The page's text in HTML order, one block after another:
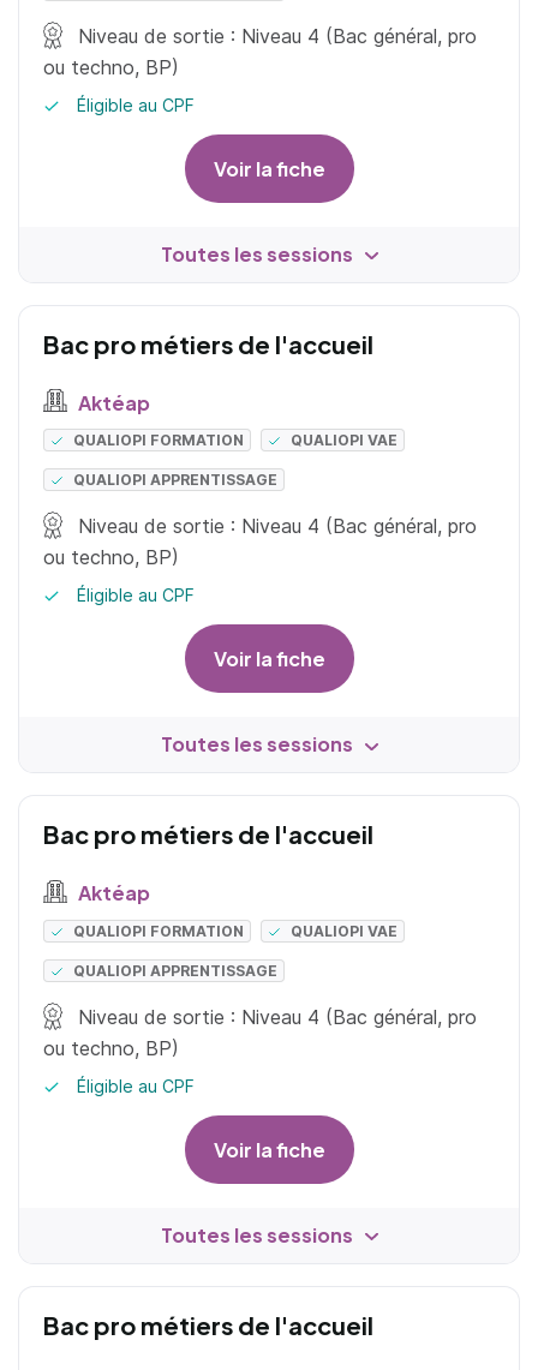
Niveau de sortie : Niveau 4 (Bac général, pro
ou techno, BP)
Éligible au CPF
Voir la fiche
Toutes les sessions
Bac pro métiers de l'accueil
Aktéap
QUALIOPI FORMATION QUALIOPI VAE
QUALIOPI APPRENTISSAGE
Niveau de sortie : Niveau 4 (Bac général, pro
ou techno, BP)
Éligible au CPF
Voir la fiche
Toutes les sessions
Bac pro métiers de l'accueil
Aktéap
QUALIOPI FORMATION QUALIOPI VAE
QUALIOPI APPRENTISSAGE
Niveau de sortie : Niveau 4 (Bac général, pro
ou techno, BP)
Éligible au CPF
Voir la fiche
Toutes les sessions
Bac pro métiers de l'accueil